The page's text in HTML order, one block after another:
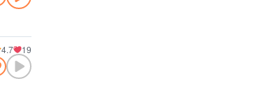
4.7 19